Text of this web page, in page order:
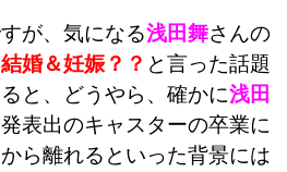
が、気になる浅田舞さんの
婚＆妊娠？？ と言った話題
と、
どうやら、確かに浅田
表出のキャスターの卒業に
ら離れるといった背景には